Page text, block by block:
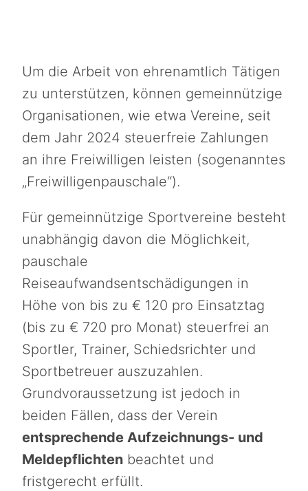
Um die Arbeit von ehrenamtlich Tätigen
zu unterstützen, können gemeinnützige
Organisationen, wie etwa Vereine, seit
dem Jahr 2024 steuerfreie Zahlungen
an ihre Freiwilligen leisten (sogenanntes
„Freiwilligenpauschale“).
Für gemeinnützige Sportvereine besteht
unabhängig davon die Möglichkeit,
pauschale
Reiseaufwandsentschädigungen in
Höhe von bis zu € 120 pro Einsatztag
(bis zu € 720 pro Monat) steuerfrei an
Sportler, Trainer, Schiedsrichter und
Sportbetreuer auszuzahlen.
Grundvoraussetzung ist jedoch in
beiden Fällen, dass der Verein
entsprechende Aufzeichnungs- und
Meldepflichten beachtet und
fristgerecht erfüllt.